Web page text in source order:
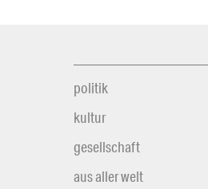
politik
kultur
gesellschaft
aus aller welt